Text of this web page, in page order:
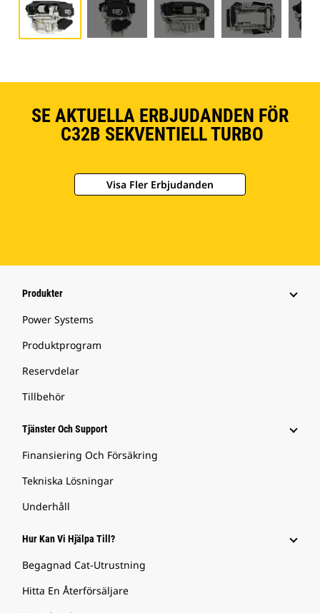
SE AKTUELLA ERBJUDANDEN FÖR
C32B SEKVENTIELL TURBO
Visa Fler Erbjudanden
Produkter
Power Systems
Produktprogram
Reservdelar
Tillbehör
Tjänster Och Support
Finansiering Och Försäkring
Tekniska Lösningar
Underhåll
Hur Kan Vi Hjälpa Till?
Begagnad Cat-Utrustning
Hitta En Återförsäljare